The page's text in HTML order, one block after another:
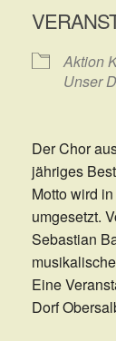
Aktion
Unser
Der Chor
jähriges
Motto wird
umgesetzt.
Sebastian
Eine
Dorf